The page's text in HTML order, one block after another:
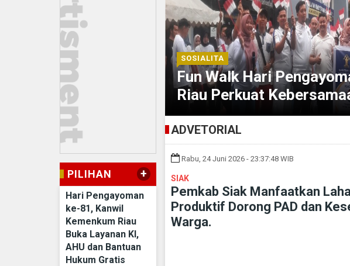
PILIHAN +
Hari Pengayoman
ke-81, Kanwil
Kemenkum Riau
Buka Layanan KI,
AHU dan Bantuan
Hukum Gratis
Riau Buka
Gratis
SOSIALITA
Fun Walk Hari
Riau Perkuat
ADVETORIAL
Rabu, 24 Juni 2026 - 23:37:48 WIB
SIAK
Pemkab Siak Manfaatkan
Produktif Dorong PAD dan
Warga.